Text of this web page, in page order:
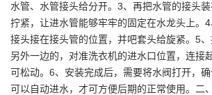
水管、水管接头给分开。3、再把水管的接头
拧紧，让进水管能够牢牢的固定在水龙头上。
接头接在接头管的位置，并吧套头给旋紧。5
另外一边的，对准洗衣机的进水口位置，连接
可松动。6、安装完成后，需要将水阀打开，确
可以自动进水，才可方便后期的正常使用。二